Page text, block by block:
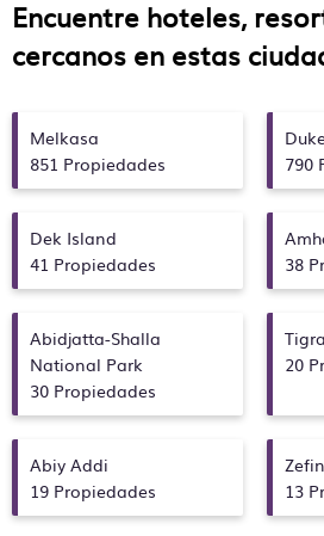
Encuentre hoteles,
cercanos en estas
Melkasa
851 Propiedades
790
Dek Island
41 Propiedades
38
Abidjatta-Shalla
National Park
30 Propiedades
20
Abiy Addi
19 Propiedades
13